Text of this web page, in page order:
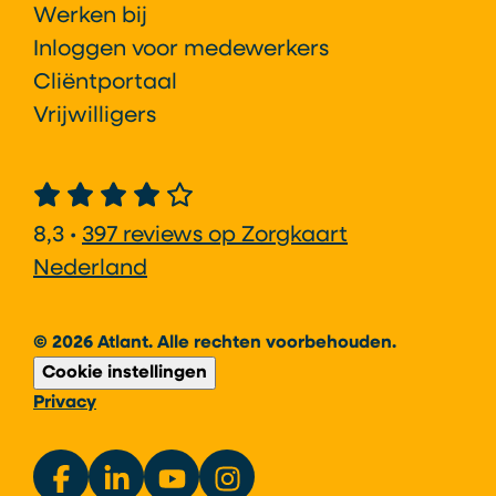
Werken bij
Inloggen voor medewerkers
Cliëntportaal
Vrijwilligers
8,3 • 397 reviews op Zorgkaart
Nederland
© 2026 Atlant. Alle rechten voorbehouden.
Cookie instellingen
Privacy